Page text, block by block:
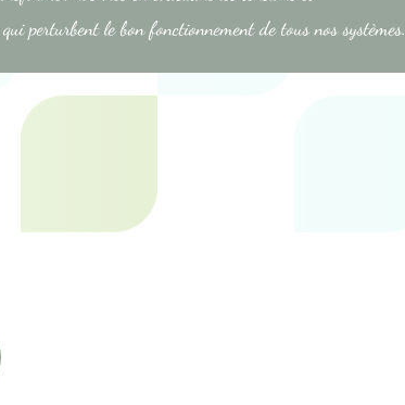
perturbent le bon fonctionnement de tous nos systèmes.